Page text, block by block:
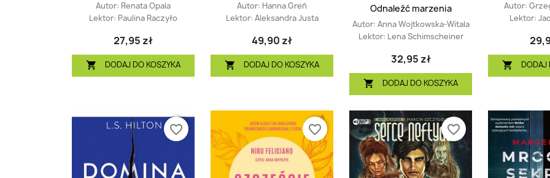
Autor: Renata Opala
Lektor: Paulina Raczyło
27,95 zł
 DODAJ DO KOSZYKA
Autor: Hanna Greń
Lektor: Aleksandra Justa
49,90 zł
 DODAJ DO KOSZYKA
Odnaleźć marzenia
Autor: Anna Wojtkowska-Witala
Lektor: Lena Schimscheiner
32,95 zł
 DODAJ DO KOSZYKA
Autor:
Lektor:
 DODAJ
favorite_border favorite_border favorite_border